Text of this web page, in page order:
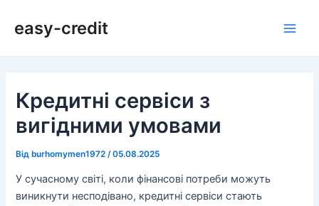
easy-credit
Кредитні сервіси з
вигідними умовами
Відburhomymen1972 /05.08.2025
У сучасному світі, коли фінансові потреби можуть
виникнути несподівано, кредитні сервіси стають
по